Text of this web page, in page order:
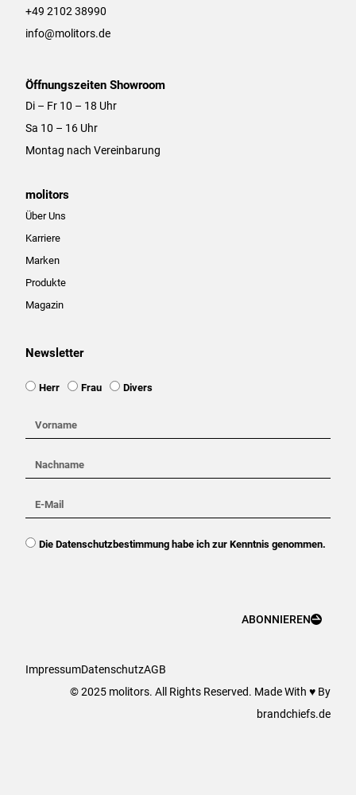
+49 2102 38990
info@molitors.de
Öffnungszeiten Showroom
Di – Fr 10 – 18 Uhr
Sa 10 – 16 Uhr
Montag nach Vereinbarung
molitors
Über Uns
Karriere
Marken
Produkte
Magazin
Newsletter
Ansprache
Herr Frau Divers
Vorname
Nachname
DSGVO
Die Datenschutzbestimmung habe ich zur Kenntnis genommen.
ABONNIEREN
ImpressumDatenschutzAGB
© 2025 molitors. All Rights Reserved. Made With ♥ By
brandchiefs.de